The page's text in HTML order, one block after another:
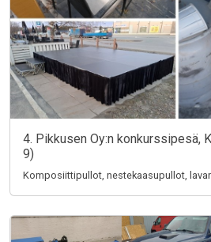
4. Pikkusen Oy:n konkurssipesä,
9)
Komposiittipullot, nestekaasupullot,